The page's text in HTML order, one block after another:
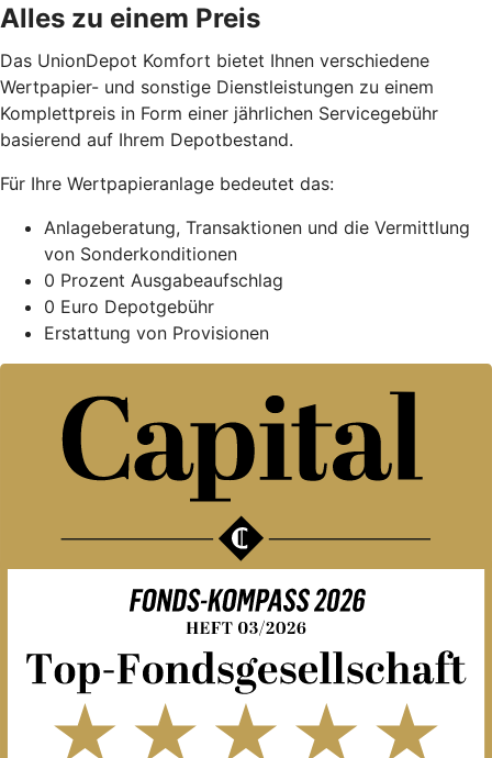
Alles zu einem Preis
Das UnionDepot Komfort bietet Ihnen verschiedene
Wertpapier- und sonstige Dienstleistungen zu einem
Komplettpreis in Form einer jährlichen Servicegebühr
basierend auf Ihrem Depotbestand.
Für Ihre Wertpapieranlage bedeutet das:
Anlageberatung, Transaktionen und die Vermittlung
von Sonderkonditionen
0 Prozent Ausgabeaufschlag
0 Euro Depotgebühr
Erstattung von Provisionen